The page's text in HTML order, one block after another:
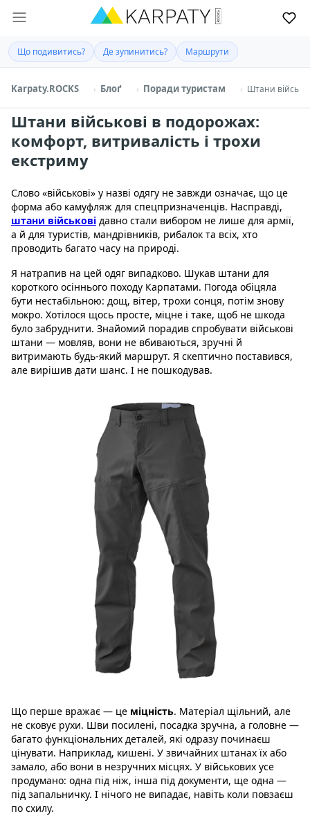
Що подивитись? Де зупинитись? Маршрути
Karpaty.ROCKS Блоґ Поради туристам Штани
Штани військові в подорожах:
комфорт, витривалість і трохи
екстриму
Слово «військові» у назві одягу не завжди означає, що це
форма або камуфляж для спецпризначенців. Насправді,
штани військові давно стали вибором не лише для армії,
а й для туристів, мандрівників, рибалок та всіх, хто
проводить багато часу на природі.
Я натрапив на цей одяг випадково. Шукав штани для
короткого осіннього походу Карпатами. Погода обіцяла
бути нестабільною: дощ, вітер, трохи сонця, потім знову
мокро. Хотілося щось просте, міцне і таке, щоб не шкода
було забруднити. Знайомий порадив спробувати військові
штани — мовляв, вони не вбиваються, зручні й
витримають будь-який маршрут. Я скептично поставився,
але вирішив дати шанс. І не пошкодував.
Що перше вражає — це міцність. Матеріал щільний, але
не сковує рухи. Шви посилені, посадка зручна, а головне —
багато функціональних деталей, які одразу починаєш
цінувати. Наприклад, кишені. У звичайних штанах їх або
замало, або вони в незручних місцях. У військових усе
продумано: одна під ніж, інша під документи, ще одна —
під запальничку. І нічого не випадає, навіть коли повзаєш
по схилу.